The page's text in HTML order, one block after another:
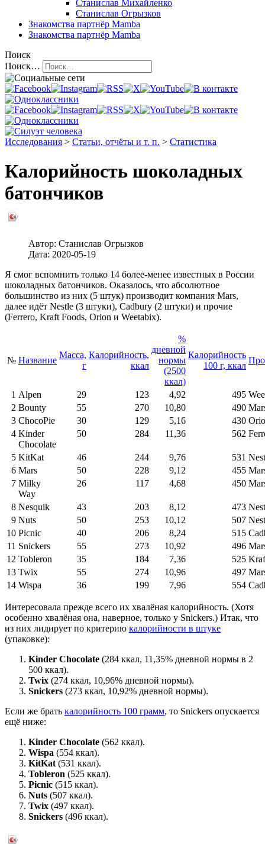
Станислав Михайленко
Станислав Огрызков
Знакомства партнёр Mamba
Знакомства партнёр Mamba
Поиск
Поиск…
Исследования > Статьи, отчёты и т. п. > Статистика
Калорийность шоколадных
батончиков
Автор: Станислав Огрызков
Дата: 2020-05-19
Я смог вспомнить только 14 более-менее известных в России
шоколадных батончиков. Оказалось, что абсолютное
большинство из них (5 штук) производит компания Mars,
далее идёт Nestle (3 штуки), Cadbury (2 штуки) и прочие
(Ferrero, Kraft Foods, Orion и Weetabix).
№ Название
Масса,
г
Калорийность,
ккал
%
дневной
нормы
(2500
ккал)
Калорийность
100 г, ккал
1 Alpen 29 123 4,92 495
2 Bounty 55 270 10,80 490
3 ChocoPie 30 129 5,16 430
4 Kinder
Chocolate
50 284 11,36 562
5 KitKat 46 244 9,76 531
6 Mars 50 228 9,12 455
7 Milky
Way
26 117 4,68 450
8 Nesquik 43 203 8,12 473
9 Nuts 50 253 10,12 507
10 Picnic 40 206 8,24 515
11 Snickers 55 273 10,92 496
12 Tobleron 35 184 7,36 525
13 Twix 55 274 10,96 497
14 Wispa 36 199 7,96 554
Интересовала прежде всего их хвалёная калорийность. (Хотя
особенно хвалёная она, наверное, только у Snickers.) Итак, что
из них лидирует по критерию калорийности в штуке
(упаковке):
Kinder Chocolate (284 ккал, 11,35% дневной нормы в 2
500 ккал).
Twix (274 ккал, 10,96% дневной нормы).
Snickers (273 ккал, 10,92% дневной нормы).
Если же брать калорийность 100 грамм, то Snickers опускается
ещё ниже:
Kinder Chocolate (562 ккал).
Wispa (554 ккал).
KitKat (531 ккал).
Tobleron (525 ккал).
Picnic (515 ккал).
Nuts (507 ккал).
Twix (497 ккал).
Snickers (496 ккал).